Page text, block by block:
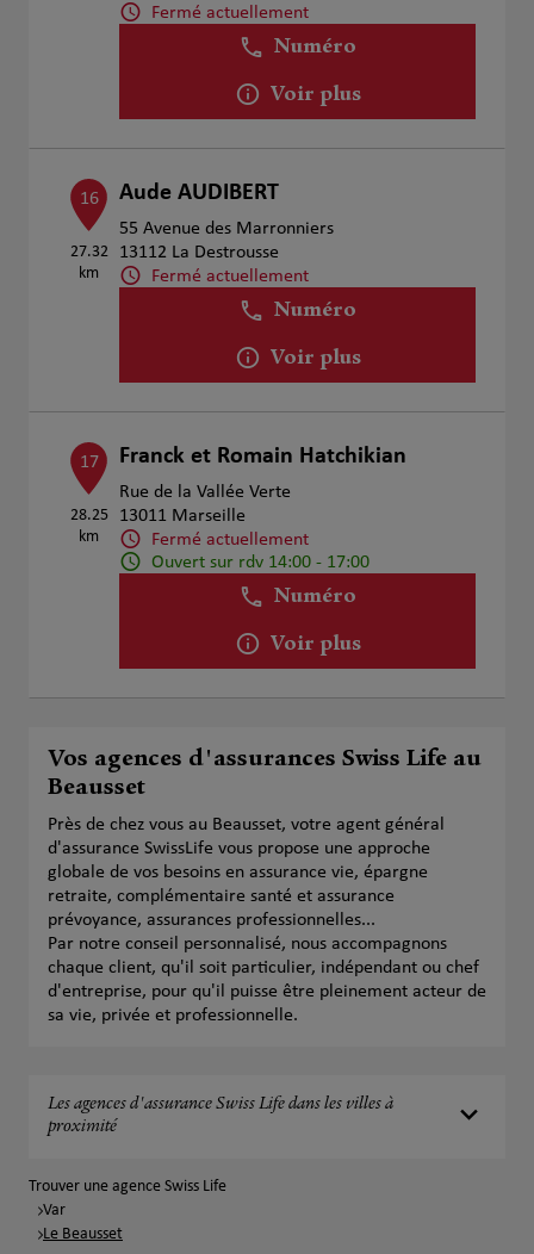
Fermé actuellement
Numéro
Voir plus
16
27.32
km
Aude AUDIBERT
55 Avenue des Marronniers
13112 La Destrousse
Fermé actuellement
Numéro
Voir plus
17
28.25
km
Franck et Romain Hatchikian
Rue de la Vallée Verte
13011 Marseille
Fermé actuellement
Ouvert sur rdv 14:00 - 17:00
Numéro
Voir plus
Vos agences d'assurances Swiss Life au
Beausset
Près de chez vous au Beausset, votre agent général
d'assurance SwissLife vous propose une approche
globale de vos besoins en assurance vie, épargne
retraite, complémentaire santé et assurance
prévoyance, assurances professionnelles...
Par notre conseil personnalisé, nous accompagnons
chaque client, qu'il soit particulier, indépendant ou chef
d'entreprise, pour qu'il puisse être pleinement acteur de
sa vie, privée et professionnelle.
Les agences d'assurance Swiss Life dans les villes à
proximité
Trouver une agence Swiss Life
Var
Le Beausset